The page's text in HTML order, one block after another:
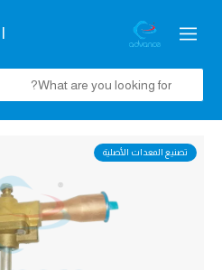
تصنيع المعدات الأصلية